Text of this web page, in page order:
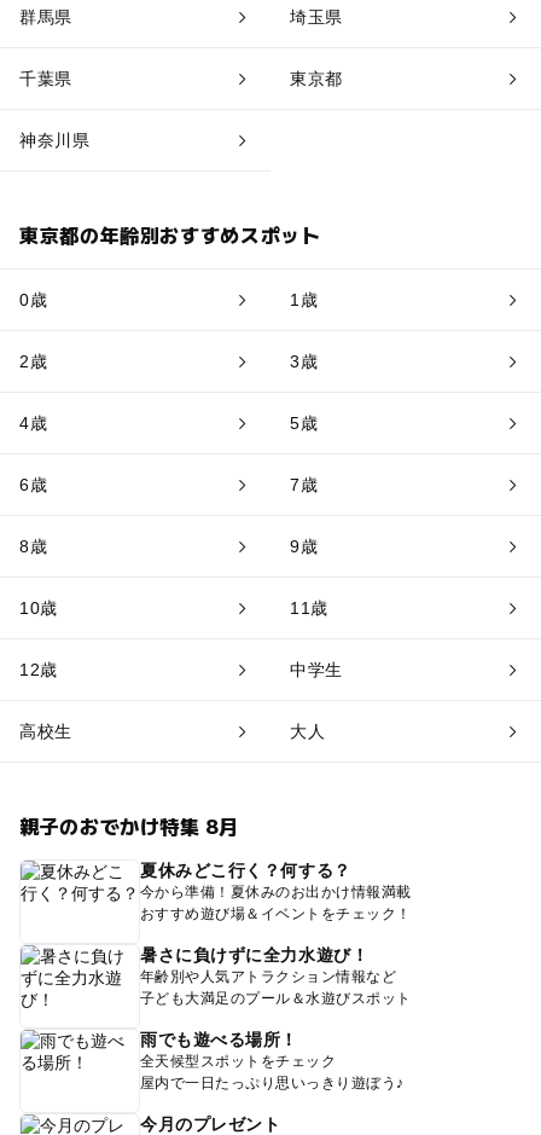
群馬県 埼玉県
千葉県 東京都
神奈川県
東京都の年齢別おすすめスポット
0歳 1歳
2歳 3歳
4歳 5歳
6歳 7歳
8歳 9歳
10歳 11歳
12歳 中学生
高校生 大人
親子のおでかけ特集 8月
夏休みどこ行く？何する？
今から準備！夏休みのお出かけ情報満載
おすすめ遊び場＆イベントをチェック！
暑さに負けずに全力水遊び！
年齢別や人気アトラクション情報など
子ども大満足のプール＆水遊びスポット
雨でも遊べる場所！
全天候型スポットをチェック
屋内で一日たっぷり思いっきり遊ぼう♪
今月のプレゼント